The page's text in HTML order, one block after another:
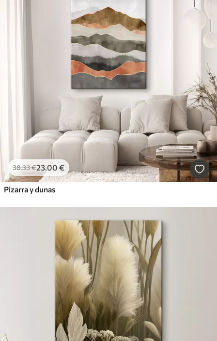
38.33€23 .00 €
Pizarra y dunas